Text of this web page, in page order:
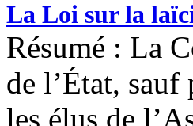
La Loi sur la
Résumé : La
de l’État,
les élus de